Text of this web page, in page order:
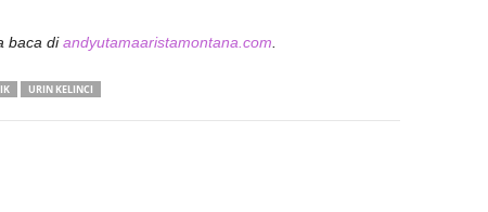
baca diandyutamaaristamontana.com
URIN KELINCI